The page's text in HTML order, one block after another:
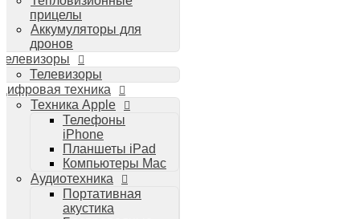
прицелы
Аккумуляторы для
дронов
Телевизоры
техника
Техника Apple
Телефоны
iPhone
Планшеты iPad
Компьютеры Mac
Аудиотехника
Портативная
акустика